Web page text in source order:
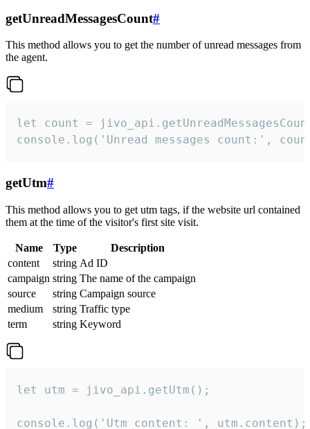
getUnreadMessagesCount#
This method allows you to get the number of unread messages from
the agent.
let count =
console.log('Unread messages count:',
getUtm#
This method allows you to get utm tags, if the website url contained
them at the time of the visitor's first site visit.
Name Type
Description
content
string Ad ID
campaign string The name of the campaign
source
string Campaign source
medium
string Traffic type
term
string Keyword
let utm = jivo_api.getUtm();
console.log('Utm content: ', utm.content);